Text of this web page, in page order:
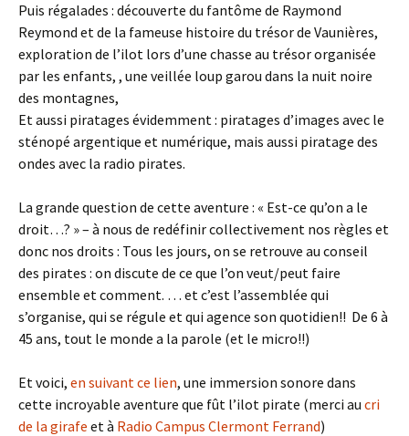
Puis régalades : découverte du fantôme de Raymond
Reymond et de la fameuse histoire du trésor de Vaunières,
exploration de l’ilot lors d’une chasse au trésor organisée
par les enfants, , une veillée loup garou dans la nuit noire
des montagnes,
Et aussi piratages évidemment : piratages d’images avec le
sténopé argentique et numérique, mais aussi piratage des
ondes avec la radio pirates.
La grande question de cette aventure : « Est-ce qu’on a le
droit…? » – à nous de redéfinir collectivement nos règles et
donc nos droits : Tous les jours, on se retrouve au conseil
des pirates : on discute de ce que l’on veut/peut faire
ensemble et comment. … et c’est l’assemblée qui
s’organise, qui se régule et qui agence son quotidien!! De 6 à
45 ans, tout le monde a la parole (et le micro!!)
Et voici, en suivant ce lien, une immersion sonore dans
cette incroyable aventure que fût l’ilot pirate (merci au cri
de la girafe et à Radio Campus Clermont Ferrand)